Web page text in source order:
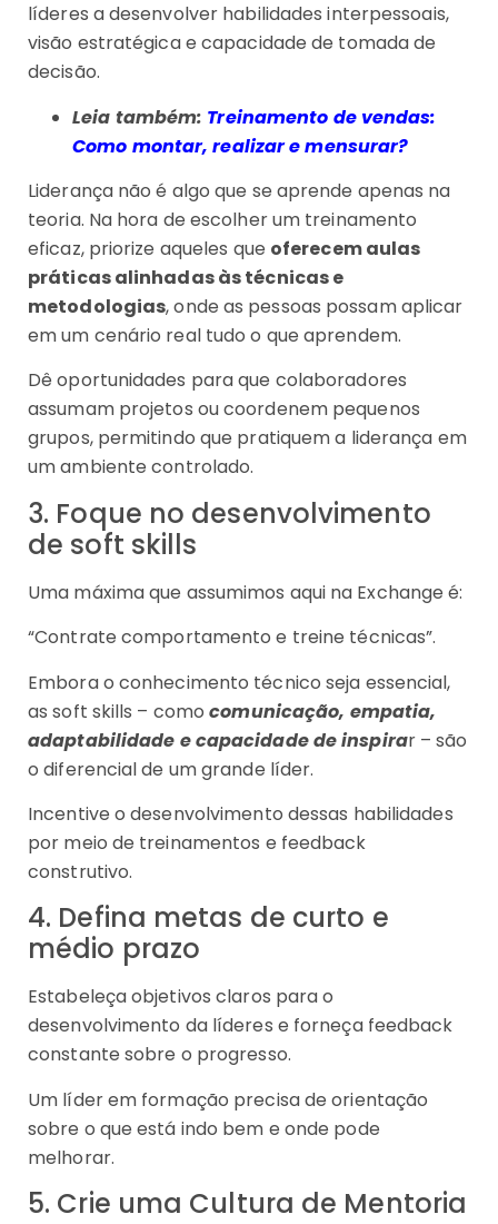
líderes a desenvolver habilidades interpessoais,
visão estratégica e capacidade de tomada de
decisão.
Leia também: Treinamento de vendas:
Como montar, realizar e mensurar?
Liderança não é algo que se aprende apenas na
teoria. Na hora de escolher um treinamento
eficaz, priorize aqueles que oferecem aulas
práticas alinhadas às técnicas e
metodologias, onde as pessoas possam aplicar
em um cenário real tudo o que aprendem.
Dê oportunidades para que colaboradores
assumam projetos ou coordenem pequenos
grupos, permitindo que pratiquem a liderança em
um ambiente controlado.
3. Foque no desenvolvimento
de soft skills
Uma máxima que assumimos aqui na Exchange é:
“Contrate comportamento e treine técnicas”.
Embora o conhecimento técnico seja essencial,
as soft skills – comocomunicação, empatia,
adaptabilidade e capacidade de inspirar – são
o diferencial de um grande líder.
Incentive o desenvolvimento dessas habilidades
por meio de treinamentos e feedback
construtivo.
4. Defina metas de curto e
médio prazo
Estabeleça objetivos claros para o
desenvolvimento da líderes e forneça feedback
constante sobre o progresso.
Um líder em formação precisa de orientação
sobre o que está indo bem e onde pode
melhorar.
5. Crie uma Cultura de Mentoria